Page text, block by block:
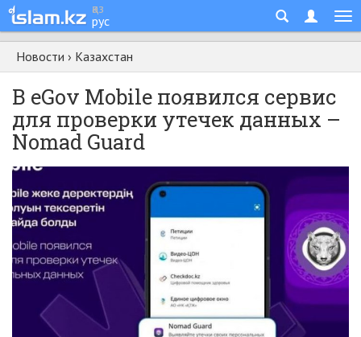
қаз
рус
Новости › Казахстан
В eGov Mobile появился сервис
для проверки утечек данных –
Nomad Guard